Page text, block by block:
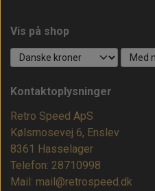
Vis på shop
Kontaktoplysninger
Retro Speed ApS
Kølsmosevej 6, Enslev
8361 Hasselager
Telefon: 28710998
Mail: mail@retrospeed.dk